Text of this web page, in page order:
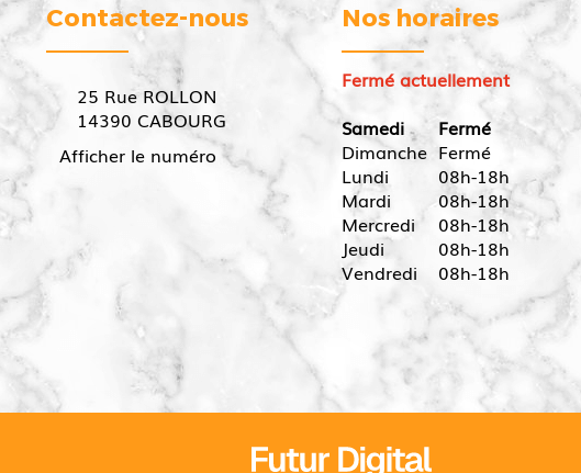
Appelez-nous Contactez-nous
Contactez-nous
25 Rue ROLLON
14390 CABOURG
Afficher le numéro
Nos horaires
Fermé actuellement
Samedi
Fermé
Dimanche Fermé
Lundi
08h-18h
Mardi
08h-18h
Mercredi
08h-18h
Jeudi
08h-18h
Vendredi
08h-18h